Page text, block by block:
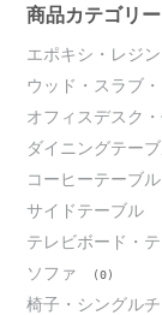
ブ
商品カテゴリー
エポキシ・レジ
ウッド・スラブ
オフィスデスク
ダイニングテー
コーヒーテーブ
サイドテーブル
テレビボード・
ソファ (0)
椅子・シングル